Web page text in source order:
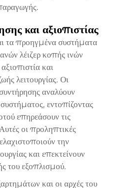
και αξιοπιστίας
τα προηγμένα συστήματα
λέιζερ κοπής ινών
και
λειτουργίας. Οι
αναλύουν
εντοπίζοντας
επηρεάσουν τις
οι προληπτικές
την
και επεκτείνουν
του εξοπλισμού.
και οι αρχές του